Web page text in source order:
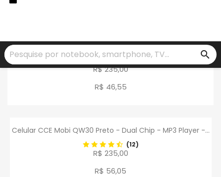
search
-...
(5)
R$ 235,00
R$ 46,55
Celular CCE Mobi QW30 Preto - Dual Chip - MP3 Player -...
(12)
R$ 235,00
R$ 56,05